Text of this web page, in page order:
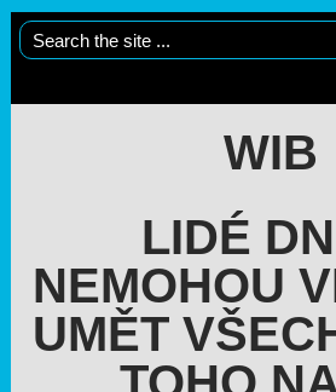
WIB
LIDÉ
NEMOHOU
UMĚT